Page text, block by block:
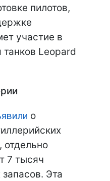
пилотов,
участие в
Leopard
о
отдельно
7 тысяч
Эта